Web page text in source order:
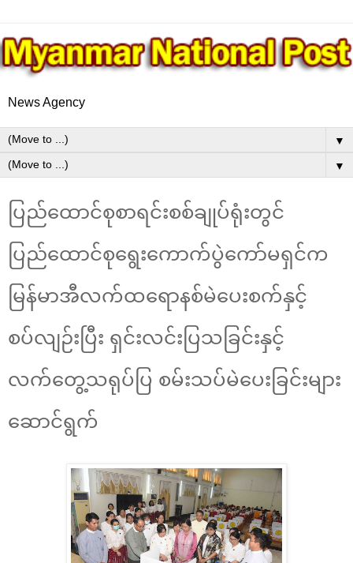
News Agency
▼
▼
ပြည်ထောင်စုစာရင်းစစ်ချုပ်ရုံးတွင်
ပြည်ထောင်စုရွေးကောက်ပွဲကော်မရှင်က
မြန်မာအီလက်ထရောနစ်မဲပေးစက်နှင့်
စပ်လျဉ်းပြီး ရှင်းလင်းပြသခြင်းနှင့်
လက်တွေ့သရုပ်ပြ စမ်းသပ်မဲပေးခြင်းများ
ဆောင်ရွက်